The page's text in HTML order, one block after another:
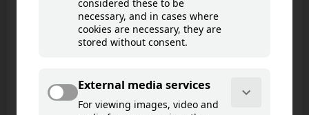
Evja ved Holmen
Goto map